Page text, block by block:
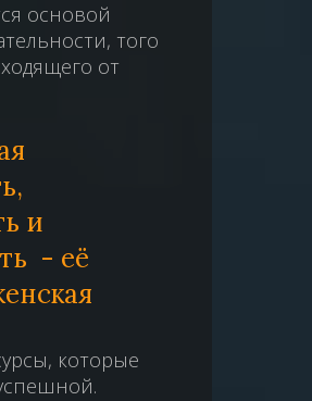
основой
того
от
и
- её
которые